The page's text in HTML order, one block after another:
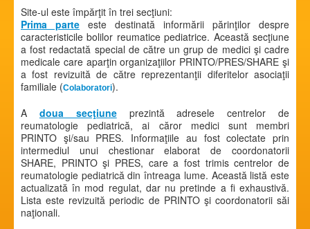
Site-ul este împărţit în trei secţiuni:
Prima parte este destinată informării părinţilor despre
caracteristicile bolilor reumatice pediatrice. Această secţiune
a fost redactată special de către un grup de medici şi cadre
medicale care aparţin organizaţiilor PRINTO/PRES/SHARE şi
a fost revizuită de către reprezentanţii diferitelor asociaţii
familiale (Colaboratori).
A doua secţiuneprezintă adresele centrelor de
reumatologie pediatrică, ai căror medici sunt membri
PRINTO şi/sau PRES. Informaţiile au fost colectate prin
intermediul unui chestionar elaborat de coordonatorii
SHARE, PRINTO şi PRES, care a fost trimis centrelor de
reumatologie pediatrică din întreaga lume. Această listă este
actualizată în mod regulat, dar nu pretinde a fi exhaustivă.
Lista este revizuită periodic de PRINTO şi coordonatorii săi
naţionali.